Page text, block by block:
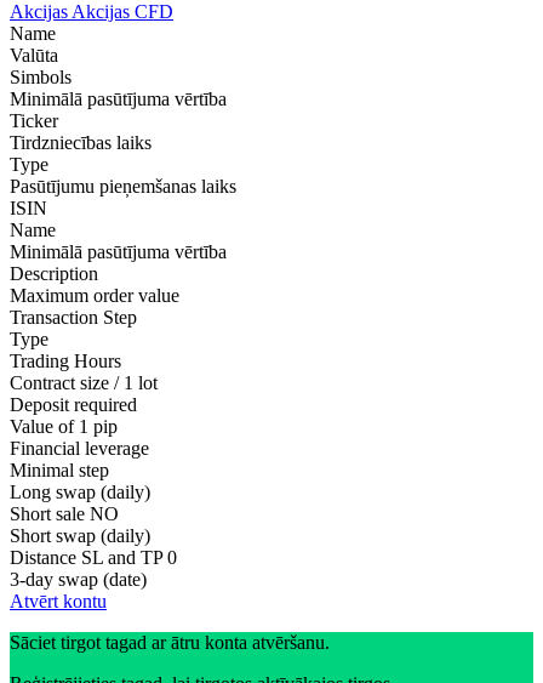
Akcijas Akcijas CFD
Name
Valūta
Simbols
Minimālā pasūtījuma vērtība
Ticker
Tirdzniecības laiks
Type
Pasūtījumu pieņemšanas laiks
ISIN
Name
Minimālā pasūtījuma vērtība
Description
Maximum order value
Transaction Step
Type
Trading Hours
Contract size / 1 lot
Deposit required
Value of 1 pip
Financial leverage
Minimal step
Long swap (daily)
Short sale NO
Short swap (daily)
Distance SL and TP 0
3-day swap (date)
Atvērt kontu
Sāciet tirgot tagad ar ātru konta atvēršanu.